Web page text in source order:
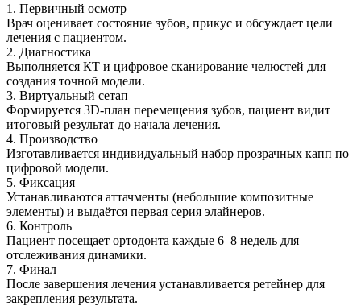
1. Первичный осмотр
Врач оценивает состояние зубов, прикус и обсуждает цели
лечения с пациентом.
2. Диагностика
Выполняется КТ и цифровое сканирование челюстей для
создания точной модели.
3. Виртуальный сетап
Формируется 3D-план перемещения зубов, пациент видит
итоговый результат до начала лечения.
4. Производство
Изготавливается индивидуальный набор прозрачных капп по
цифровой модели.
5. Фиксация
Устанавливаются аттачменты (небольшие композитные
элементы) и выдаётся первая серия элайнеров.
6. Контроль
Пациент посещает ортодонта каждые 6–8 недель для
отслеживания динамики.
7. Финал
После завершения лечения устанавливается ретейнер для
закрепления результата.